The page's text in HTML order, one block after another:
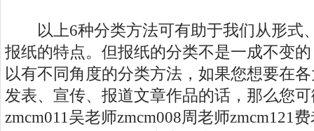
以上6种分类方法可有助于我们从形式
报纸的特点。但报纸的分类不是一成不变
以有不同角度的分类方法，如果您想要在
发表、宣传、报道文章作品的话，那么您
zmcm011吴老师zmcm008周老师zmcm121